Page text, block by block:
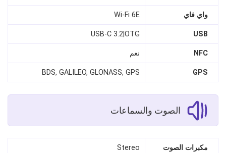
واي فاي Wi-Fi 6E
USB
USB-C 3.2|OTG
NFC نعم
GPS
BDS, GALILEO, GLONASS, GPS
الصوت والسماعات
مكبرات الصوت Stereo